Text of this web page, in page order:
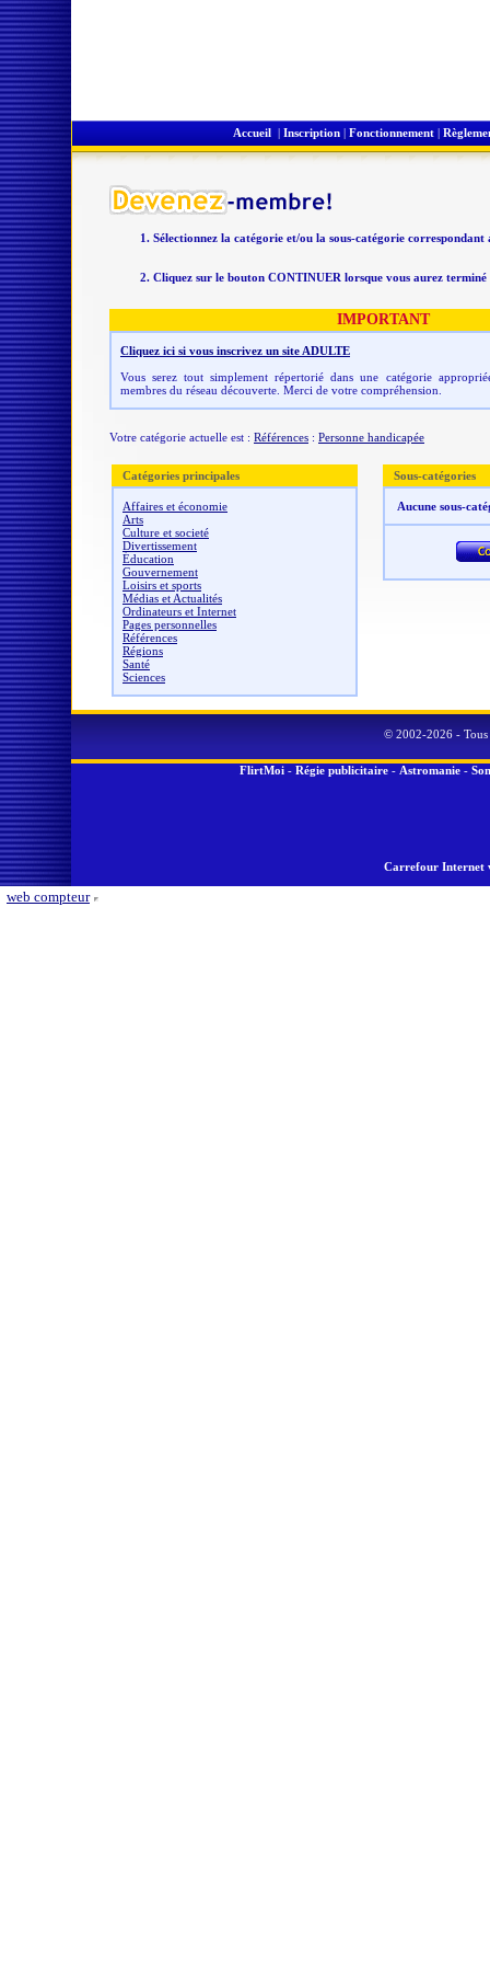
Accueil | Inscription | Fonctionnement |
Sélectionnez la catégorie et/ou la sous-catégorie correspondant
Cliquez sur le bouton CONTINUER lorsque vous aurez terminé
IMPORTANT
Cliquez ici si vous inscrivez un site ADULTE
Vous serez tout simplement répertorié dans une catégorie
membres du réseau découverte. Merci de votre compréhension.
Votre catégorie actuelle est : Références : Personne handicapée
Catégories principales
Affaires et économie
Arts
Culture et societé
Divertissement
Éducation
Gouvernement
Loisirs et sports
Médias et Actualités
Ordinateurs et Internet
Pages personnelles
Références
Régions
Santé
Sciences
Sous-catégories
Aucune sous-
© 2002-2026 - Tous
FlirtMoi - Régie publicitaire - Astromanie -
Carrefour Internet
web compteur